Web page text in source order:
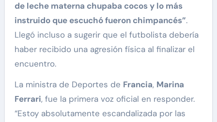
de leche materna chupaba cocos y lo más
instruido que escuchó fueron chimpancés”.
Llegó incluso a sugerir que el futbolista debería
haber recibido una agresión física al finalizar el
encuentro.
La ministra de Deportes de Francia, Marina
Ferrari, fue la primera voz oficial en responder.
“Estoy absolutamente escandalizada por las